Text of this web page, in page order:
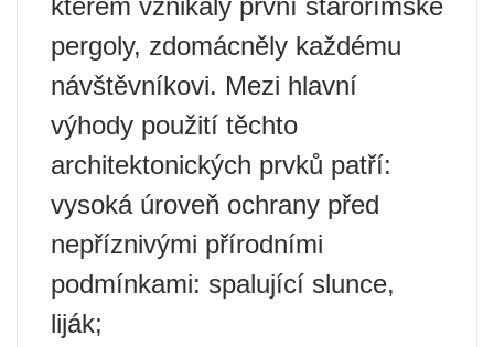
kterém vznikaly první starořímské
pergoly, zdomácněly každému
návštěvníkovi. Mezi hlavní
výhody použití těchto
architektonických prvků patří:
vysoká úroveň ochrany před
nepříznivými přírodními
podmínkami: spalující slunce,
liják;